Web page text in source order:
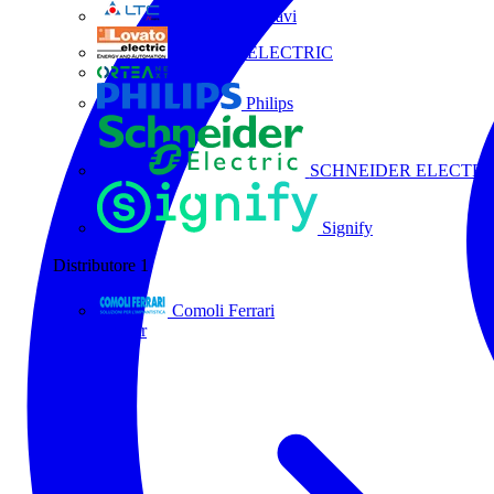
La Triveneta Cavi
LOVATO ELECTRIC
Philips
SCHNEIDER
Signify
Distributore 1
Comoli Ferrari
Tutti i partner